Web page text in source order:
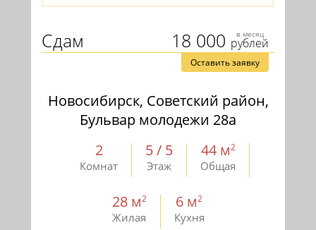
18 000 в месяц
рублей
Сдам
Оставить заявку
Новосибирск, Советский район,
Бульвар молодежи 28а
2
Комнат
5 / 5
Этаж
44 м2
Общая
28 м2
Жилая
6 м2
Кухня